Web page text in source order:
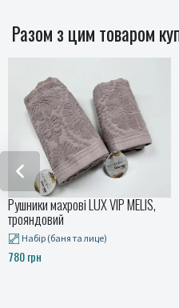
Разом з цим товаром
VIP MELIS, Ковдра Air
Дитячий,
євро,
від 839 до 1879